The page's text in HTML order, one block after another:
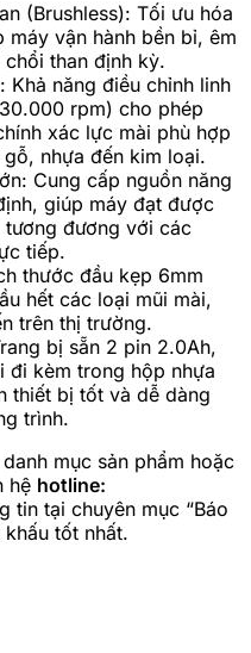
(Brushless): Tối ưu hóa
máy vận hành bền bỉ, êm
than định kỳ.
năng điều chỉnh linh
rpm) cho phép
xác lực mài phù hợp
nhựa đến kim loại.
Cung cấp nguồn năng
giúp máy đạt được
đương với các
tiếp.
thước đầu kẹp 6mm
hết các loại mũi mài,
trên thị trường.
bị sẵn 2 pin 2.0Ah,
đi kèm trong hộp nhựa
thiết bị tốt và dễ dàng
trình.
mục sản phẩm hoặc
hệ hotline:
tin tại chuyên mục “Báo
tốt nhất.